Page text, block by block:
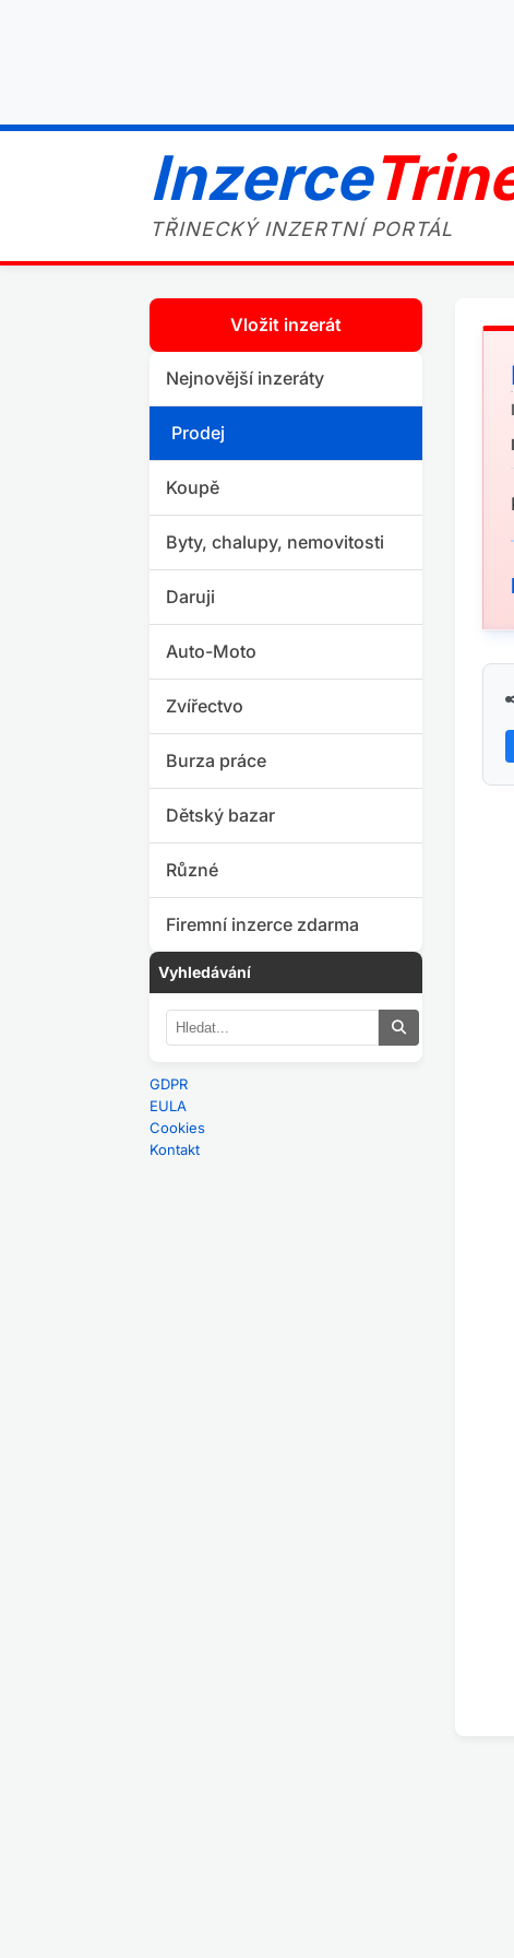
Inzerce
TŘINECKÝ INZERTNÍ PORTÁL
Vložit inzerát
Nejnovější inzeráty
Prodej
Koupě
Byty, chalupy, nemovitosti
Daruji
Auto-Moto
Zvířectvo
Burza práce
Dětský bazar
Různé
Firemní inzerce zdarma
Vyhledávání
GDPR
EULA
Cookies
Kontakt